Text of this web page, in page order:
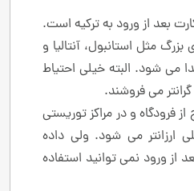
بعد از ورود به ترکیه است.
مثل استانبول، آنتالیا و
می شود. البته خیلی احتیاط
می فروشند.
فرودگاه و در مراکز توریستی
ارزانتر می شود. ولی داده
از ورود نمی توانید استفاده